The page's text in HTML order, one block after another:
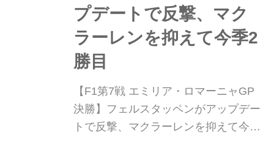
プデートで反撃、マク
ラーレンを抑えて今季2
勝目
【F1第7戦 エミリア・ロマーニャGP
決勝】フェルスタッペンがアップデー
トで反撃、マクラーレンを抑えて今季